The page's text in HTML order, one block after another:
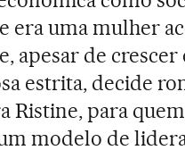
era uma mulher
apesar de
estrita, decide
Ristine, para
modelo de